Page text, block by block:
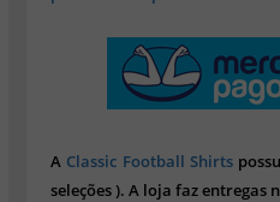
A Classic Football Shirts
seleções ). A loja faz entregas